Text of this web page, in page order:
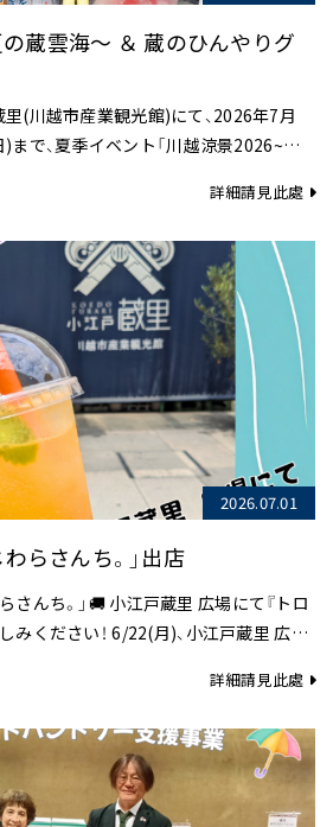
蔵雲海～ ＆ 蔵のひんやりグ
(川越市産業観光館)にて、2026年7月
で、夏季イベント「川越涼景2026~夏
詳細請見此處
2026.07.01
らさんち。」出店
さんち。」🚚 小江戸蔵里 広場にて『トロ
みください！ 6/22(月)、小江戸蔵里 広場
詳細請見此處